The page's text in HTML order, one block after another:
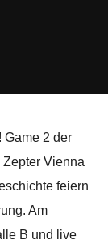
Game 2 der
Zepter Vienna
feiern
Am
B und live